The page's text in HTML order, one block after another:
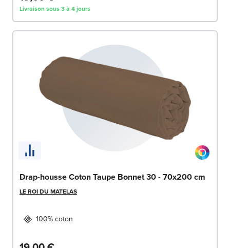
Livraison sous 3 à 4 jours
Drap-housse Coton Taupe Bonnet 30 - 70x200 cm
LE ROI DU MATELAS
100% coton